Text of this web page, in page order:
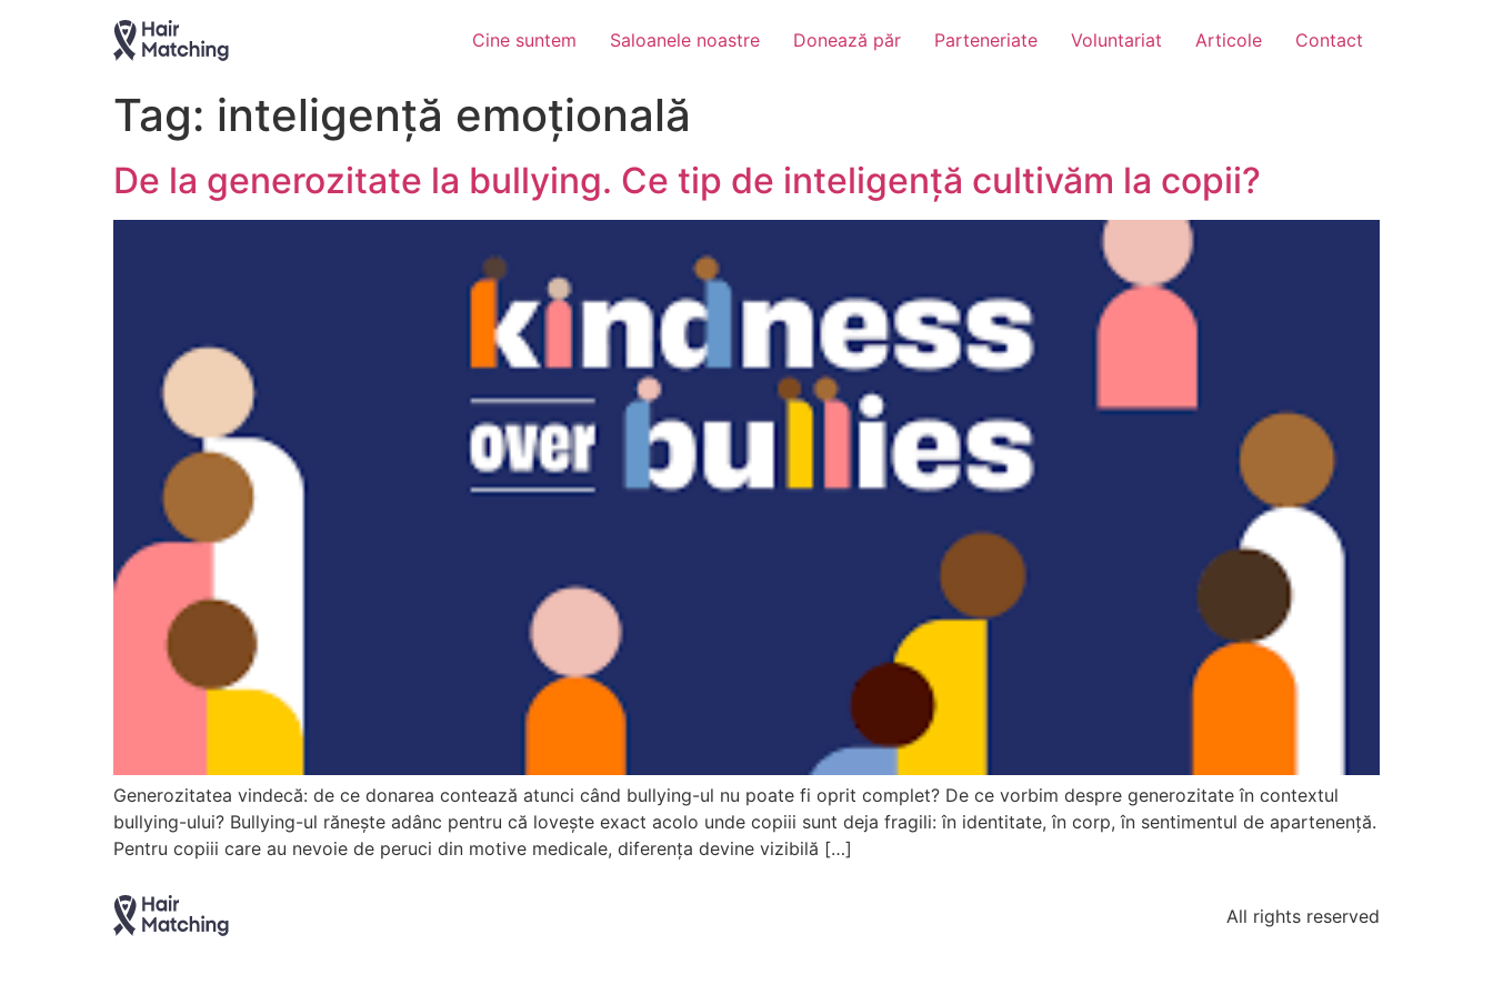
Cine suntem Saloanele noastre Donează păr Parteneriate Voluntariat Articole Contact
Tag: inteligență emoțională
De la generozitate la bullying. Ce tip de inteligență cultivăm la copii?
Generozitatea vindecă: de ce donarea contează atunci când bullying-ul nu poate fi oprit complet? De ce vorbim despre generozitate în contextul
bullying-ului? Bullying-ul rănește adânc pentru că lovește exact acolo unde copiii sunt deja fragili: în identitate, în corp, în sentimentul de apartenență.
Pentru copiii care au nevoie de peruci din motive medicale, diferența devine vizibilă […]
All rights reserved